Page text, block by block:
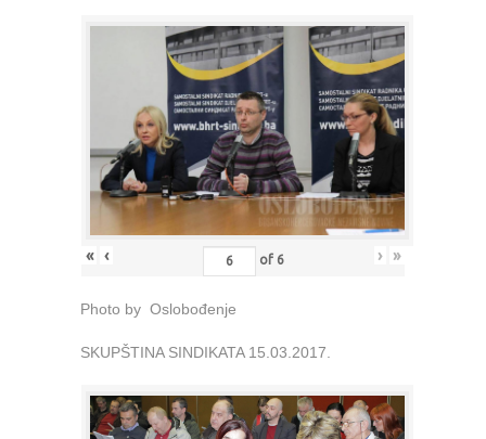
« ‹ of 6 › »
Photo by Oslobođenje
SKUPŠTINA SINDIKATA 15.03.2017.